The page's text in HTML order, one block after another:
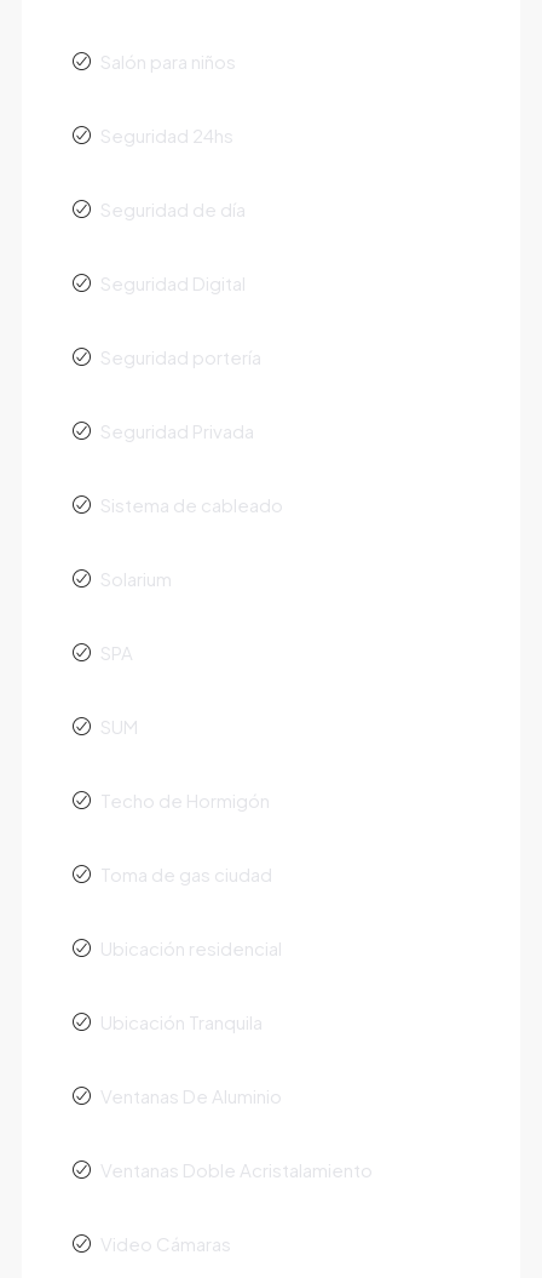
Salón para niños
Seguridad 24hs
Seguridad de día
Seguridad Digital
Seguridad portería
Seguridad Privada
Sistema de cableado
Solarium
SPA
SUM
Techo de Hormigón
Toma de gas ciudad
Ubicación residencial
Ubicación Tranquila
Ventanas De Aluminio
Ventanas Doble Acristalamiento
Video Cámaras